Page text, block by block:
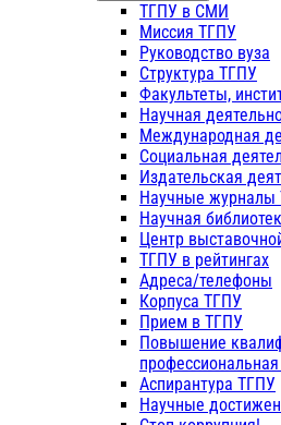
ТГПУ в СМИ
Миссия ТГПУ
Руководство вуза
Структура ТГПУ
Факультеты,
Научная
Международная
Социальная
Издательская
Научные журналы
Научная
Центр
ТГПУ в рейтингах
Адреса/телефоны
Корпуса ТГПУ
Прием в ТГПУ
Повышение
Аспирантура ТГПУ
Научные